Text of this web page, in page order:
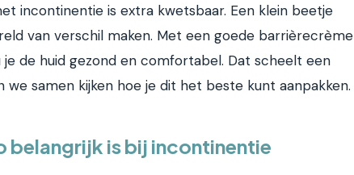
incontinentie is extra kwetsbaar. Een klein beetje
van verschil maken. Met een goede barrièrecrème
je de huid gezond en comfortabel. Dat scheelt een
we samen kijken hoe je dit het beste kunt aanpakken.
belangrijk is bij incontinentie